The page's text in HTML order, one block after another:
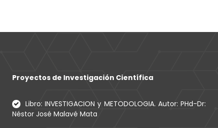
Proyectos de Investigación Científica
Libro: INVESTIGACION y METODOLOGIA. Autor: PHd-Dr:
Néstor José Malavé Mata